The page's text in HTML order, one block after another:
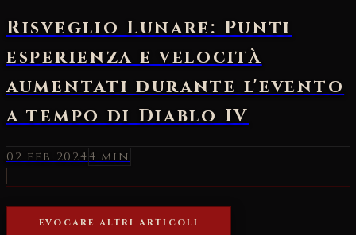
Risveglio Lunare: Punti
esperienza e velocità
aumentati durante l'evento
a tempo di Diablo IV
02 feb 20244 min
EVOCARE ALTRI ARTICOLI